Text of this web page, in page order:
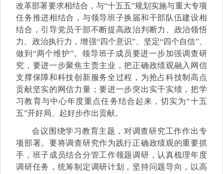
改革部署要求相结合，与“十五五”规划实施与重大专项
任务推进相结合，与领导班子换届和干部队伍建设相
结合，引导党员干部不断提高政治判断力、政治领悟
力、政治执行力，增强“四个意识”、坚定“四个自信”、
做到“两个维护”。领导班子成员要进一步加强调查研
究，要进一步聚焦主责主业，把正确政绩观融入网信
支撑保障和科技创新服务全过程，为抢占科技制高点
贡献坚实的网信力量；要进一步突出实干实绩，把学
习教育与中心年度重点任务结合起来，切实为“十五
五”开好局、起好步作出贡献。
会议围绕学习教育主题，对调查研究工作作出专
项部署。要将调查研究作为践行正确政绩观的重要抓
手，班子成员结合分管工作领题调研，认真梳理年度
调研任务，统筹制定调研计划，坚持问题导向，以高